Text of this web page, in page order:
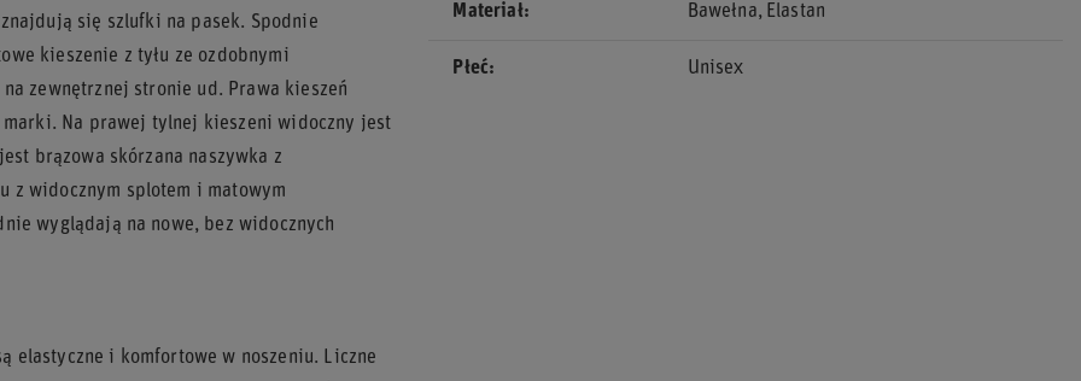
się szlufki na pasek. Spodnie
kieszenie z tyłu ze ozdobnymi
zewnętrznej stronie ud. Prawa kieszeń
Na prawej tylnej kieszeni widoczny jest
brązowa skórzana naszywka z
z widocznym splotem i matowym
wyglądają na nowe, bez widocznych
elastyczne i komfortowe w noszeniu. Liczne
Materiał Bawełna Elastan
Płeć Unisex